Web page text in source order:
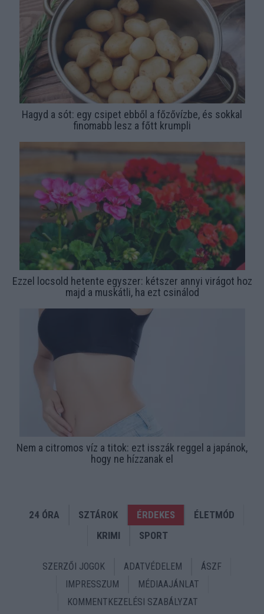
Hagyd a sót: egy csipet ebből a főzővízbe, és sokkal
finomabb lesz a főtt krumpli
Ezzel locsold hetente egyszer: kétszer annyi virágot hoz
majd a muskátli, ha ezt csinálod
Nem a citromos víz a titok: ezt isszák reggel a japánok,
hogy ne hízzanak el
24 ÓRA SZTÁROK ÉRDEKES
ÉLETMÓD
KRIMI
SPORT
SZERZŐI JOGOK ADATVÉDELEM
ÁSZF
IMPRESSZUM
MÉDIAAJÁNLAT
KOMMENTKEZELÉSI SZABÁLYZAT